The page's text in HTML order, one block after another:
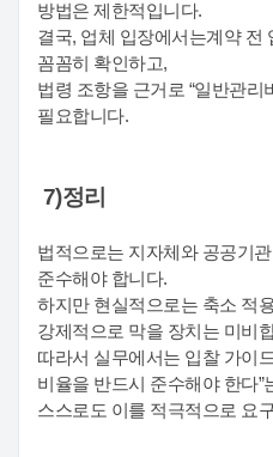
방법은 제한적입니다.
결국, 업체 입장에서는계약 전
꼼꼼히 확인하고,
법령 조항을 근거로 “일반관리
필요합니다.
7)정리
법적으로는 지자체와 공공기
준수해야 합니다.
하지만 현실적으로는 축소 적
강제적으로 막을 장치는 미비
따라서 실무에서는 입찰 가이
비율을 반드시 준수해야 한다”
스스로도 이를 적극적으로 요